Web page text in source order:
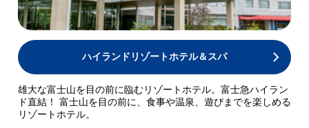
ハイランドリゾートホテル＆スパ
雄大な富士山を目の前に臨むリゾートホテル。富士急ハイラン
ド直結！ 富士山を目の前に、食事や温泉、遊びまでを楽しめる
リゾートホテル。